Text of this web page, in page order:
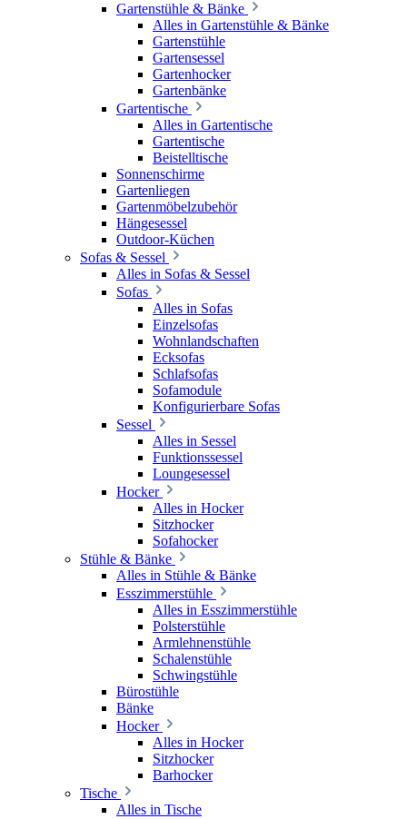
Gartenstühle & Bänke
Alles in Gartenstühle & Bänke
Gartenstühle
Gartensessel
Gartenhocker
Gartenbänke
Gartentische
Alles in Gartentische
Gartentische
Beistelltische
Sonnenschirme
Gartenliegen
Gartenmöbelzubehör
Hängesessel
Outdoor-Küchen
Sofas & Sessel
Alles in Sofas & Sessel
Sofas
Alles in Sofas
Einzelsofas
Wohnlandschaften
Ecksofas
Schlafsofas
Sofamodule
Konfigurierbare Sofas
Sessel
Alles in Sessel
Funktionssessel
Loungesessel
Hocker
Alles in Hocker
Sitzhocker
Sofahocker
Stühle & Bänke
Alles in Stühle & Bänke
Esszimmerstühle
Alles in Esszimmerstühle
Polsterstühle
Armlehnenstühle
Schalenstühle
Schwingstühle
Bürostühle
Bänke
Hocker
Alles in Hocker
Sitzhocker
Barhocker
Tische
Alles in Tische